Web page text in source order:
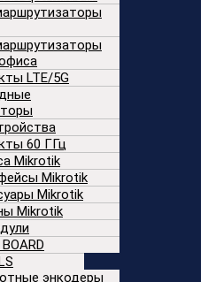
LTE/5G
60 ГГц
Mikrotik
Mikrotik
Mikrotik
Mikrotik
энкодеры